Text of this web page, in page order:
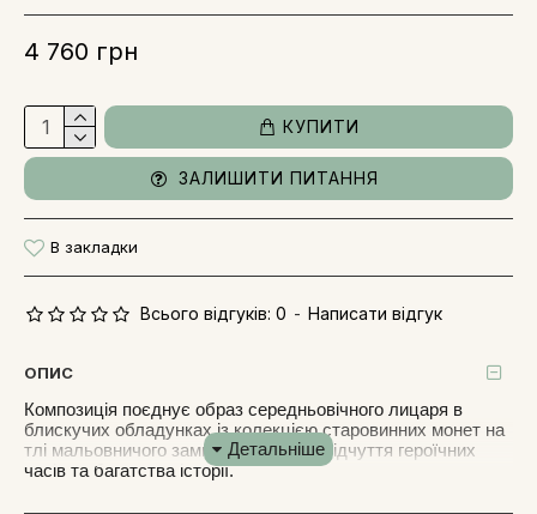
Всього відгуків: 0 - Написати відгук
4 760 грн
КУПИТИ
ЗАЛИШИТИ ПИТАННЯ
В закладки
ОПИС
Композиція поєднує образ середньовічного лицаря в
блискучих обладунках із колекцією старовинних монет на
тлі мальовничого замку, створюючи відчуття героїчних
часів та багатства історії.